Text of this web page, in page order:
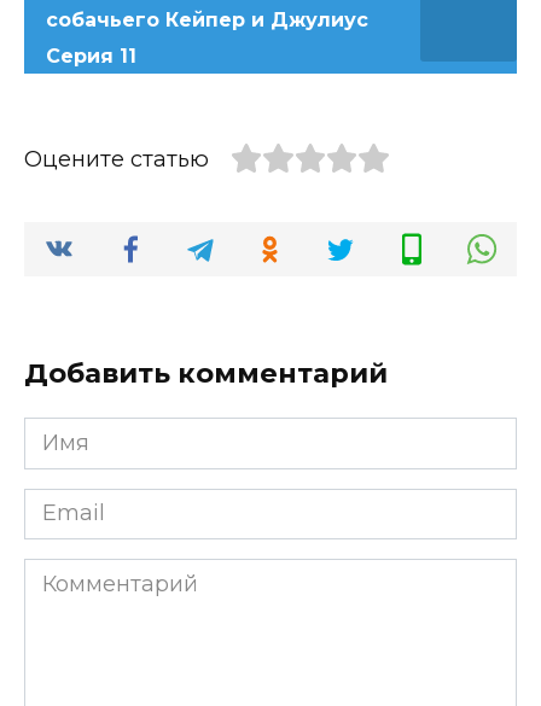
собачьего Кейпер и Джулиус
Серия 11
Оцените статью
Добавить комментарий
Имя
*
Email
*
Комментарий